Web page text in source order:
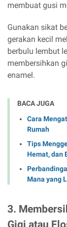
membuat gusi
Gunakan sikat
gerakan kecil
berbulu lembut
membersihkan
enamel.
BACA JUGA
Cara
Rumah
Tips
Hemat, dan
Mana yang
3.
Gigi atau